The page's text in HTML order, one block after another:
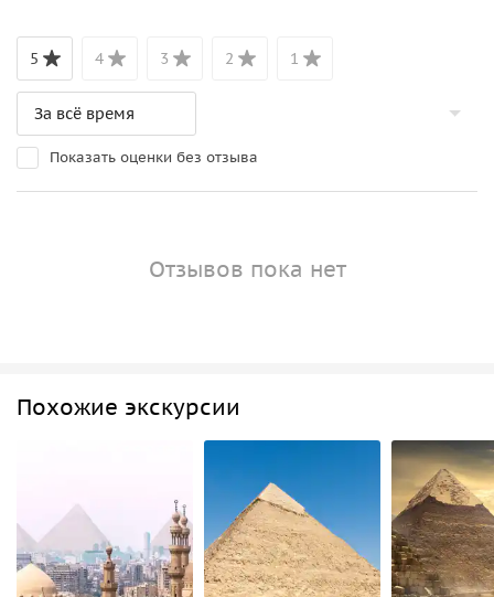
5 4 3 2 1
Показать оценки без отзыва
Отзывов пока нет
Похожие экскурсии